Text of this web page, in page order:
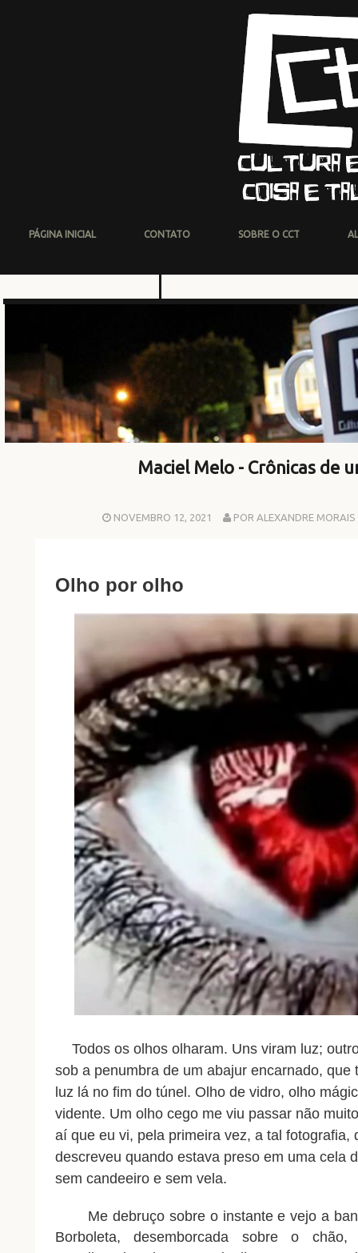
PÁGINA INICIAL CONTATO SOBRE O CCT
Maciel Melo - Crônicas de
NOVEMBRO 12, 2021 POR ALEXANDRE MORAIS
Olho por olho
Todos‭ ‬os‭ ‬olhos‭ ‬olharam.‭ ‬Uns‭ ‬viram‭ ‬luz;‭
‬sob‭ ‬a penumbra de um abajur encarnado, que
luz lá no fim do túnel. Olho de vidro, olho
vidente. Um olho cego me viu passar não
aí que eu vi, pela primeira vez, a tal fotografia,
descreveu quando estava preso em uma cela
sem candeeiro e sem vela.
Borboleta, desemborcada sobre o